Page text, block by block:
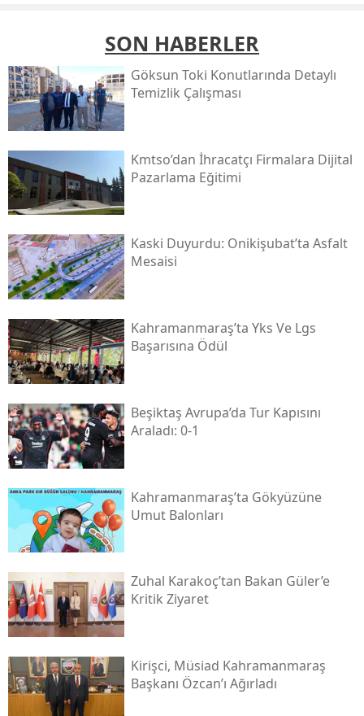
SON HABERLER
Göksun Toki̇ Konutlarında Detaylı
Temizlik Çalışması
Kmtso’dan İhracatçı Firmalara Dijital
Pazarlama Eğitimi
Kaski̇ Duyurdu: Onikişubat’ta Asfalt
Mesaisi
Kahramanmaraş’ta Yks Ve Lgs
Başarısına Ödül
Beşiktaş Avrupa’da Tur Kapısını
Araladı: 0-1
Kahramanmaraş’ta Gökyüzüne
Umut Balonları
Zuhal Karakoç’tan Bakan Güler’e
Kritik Ziyaret
Kirişci, Müsi̇ad Kahramanmaraş
Başkanı Özcan’ı Ağırladı